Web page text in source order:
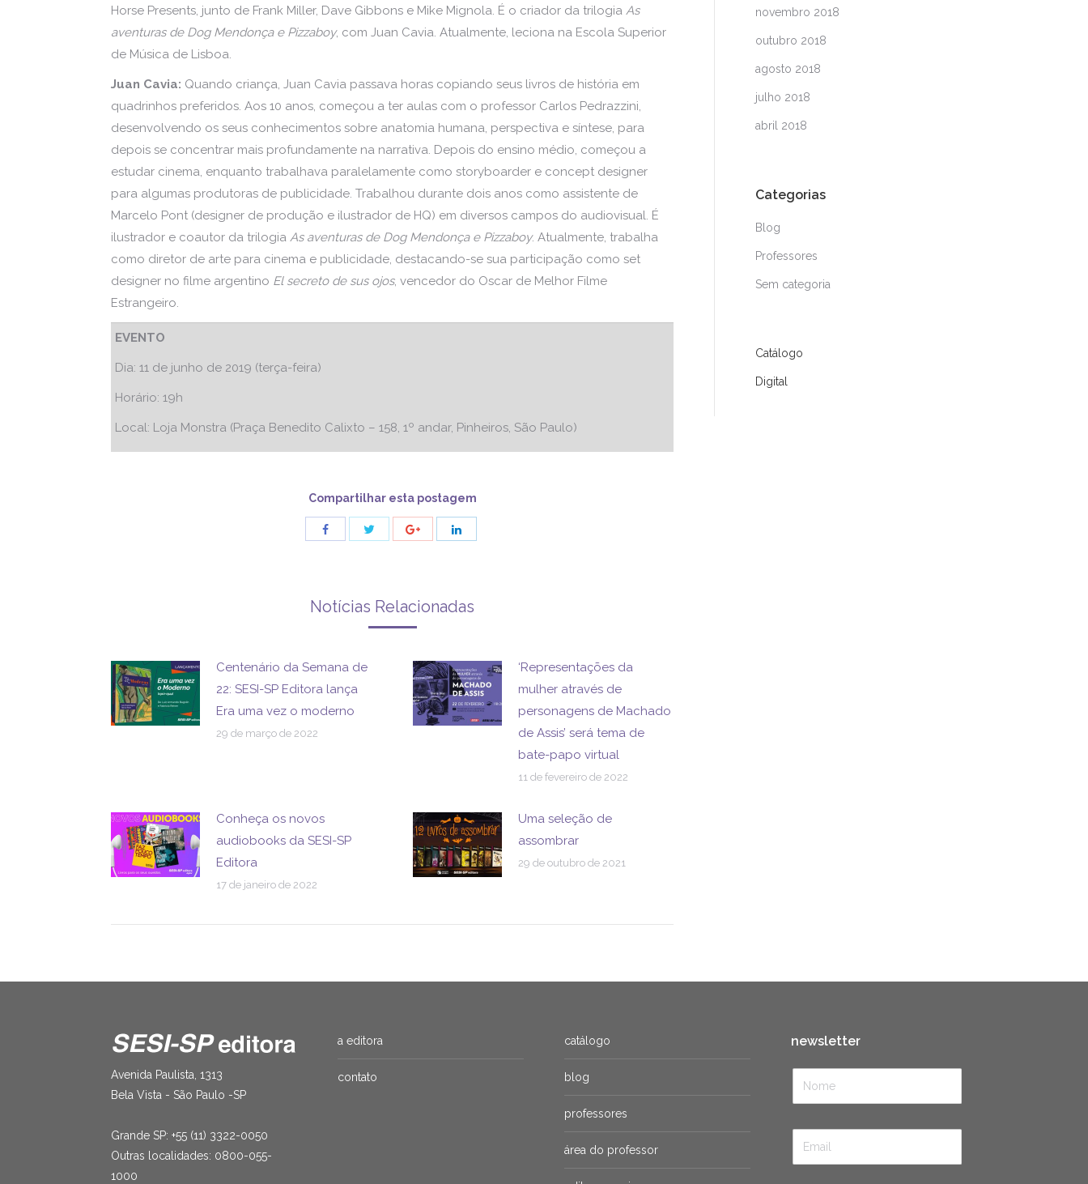
Horse Presents, junto de Frank Miller, Dave Gibbons e Mike Mignola. É o criador da trilogia As
aventuras de Dog Mendonça e Pizzaboy, com Juan Cavia. Atualmente, leciona na Escola Superior
de Música de Lisboa.
Juan Cavia: Quando criança, Juan Cavia passava horas copiando seus livros de história em
quadrinhos preferidos. Aos 10 anos, começou a ter aulas com o professor Carlos Pedrazzini,
desenvolvendo os seus conhecimentos sobre anatomia humana, perspectiva e síntese, para
depois se concentrar mais profundamente na narrativa. Depois do ensino médio, começou a
estudar cinema, enquanto trabalhava paralelamente como storyboarder e concept designer
para algumas produtoras de publicidade. Trabalhou durante dois anos como assistente de
Marcelo Pont (designer de produção e ilustrador de HQ) em diversos campos do audiovisual. É
ilustrador e coautor da trilogia As aventuras de Dog Mendonça e Pizzaboy. Atualmente, trabalha
como diretor de arte para cinema e publicidade, destacando-se sua participação como set
designer no filme argentino El secreto de sus ojos, vencedor do Oscar de Melhor Filme
Estrangeiro.
EVENTO
Dia: 11 de junho de 2019 (terça-feira)
Horário: 19h
Local: Loja Monstra (Praça Benedito Calixto – 158, 1º andar, Pinheiros, São Paulo)
Compartilhar esta postagem
Share
Share
Share Share
Notícias Relacionadas
Centenário da Semana de
22: SESI-SP Editora lança
Era uma vez o moderno
29 de março de 2022
‘Representações da
mulher através de
personagens de Machado
de Assis’ será tema de
bate-papo virtual
11 de fevereiro de 2022
Conheça os novos
audiobooks da SESI-SP
Editora
17 de janeiro de 2022
Uma seleção de
assombrar
29 de outubro de 2021
novembro 2018
outubro 2018
agosto 2018
julho 2018
abril 2018
Categorias
Blog
Professores
Sem categoria
Catálogo
Digital
Avenida Paulista, 1313
Bela Vista - São Paulo -SP
Grande SP: +55 (11) 3322-0050
Outras localidades: 0800-055-
1000
a editora
contato
catálogo
blog
professores
área do professor
newsletter